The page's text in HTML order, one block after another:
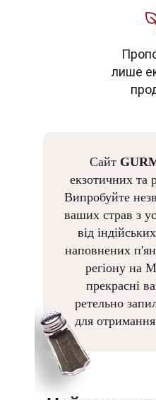
лише
Сайт
екзотичних та
Випробуйте
ваших страв з
від
наповнених
регіону на
прекрасні
ретельно
для